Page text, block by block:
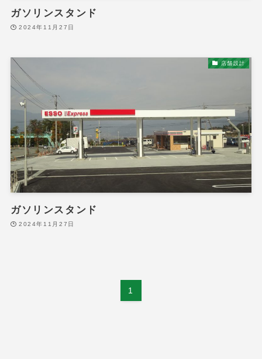
ガソリンスタンド
2024年11月27日
店舗設計
ガソリンスタンド
2024年11月27日
1